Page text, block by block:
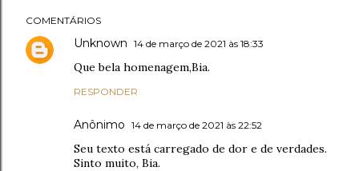
COMENTÁRIOS
Unknown 14 de março de 2021 às 18:33
Que bela homenagem,Bia.
RESPONDER
Anônimo 14 de março de 2021 às 22:52
Seu texto está carregado de dor e de verdades.
Sinto muito, Bia.